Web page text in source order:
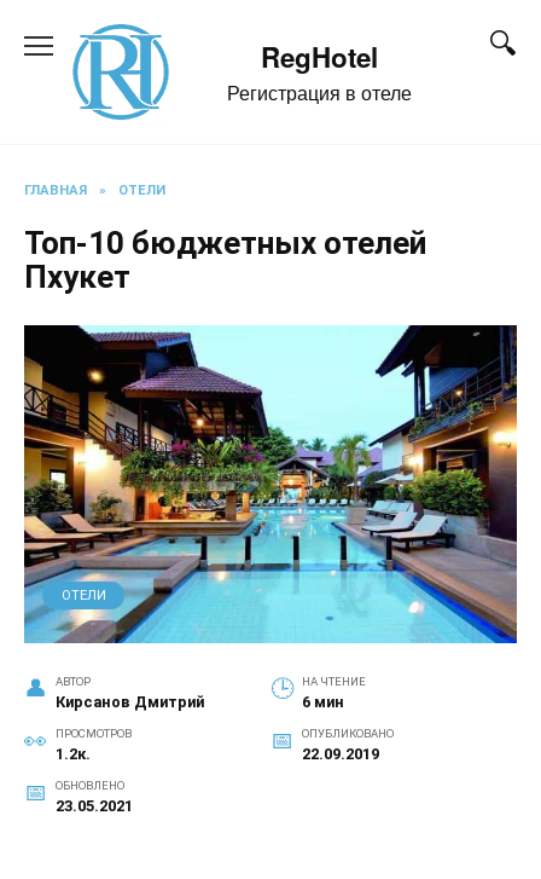
содержанию
RegHotel
Регистрация в отеле
ГЛАВНАЯ » ОТЕЛИ
Топ-10 бюджетных отелей
Пхукет
ОТЕЛИ
АВТОР
Кирсанов Дмитрий
НА ЧТЕНИЕ
6 мин
ПРОСМОТРОВ
1.2к.
ОПУБЛИКОВАНО
22.09.2019
ОБНОВЛЕНО
23.05.2021